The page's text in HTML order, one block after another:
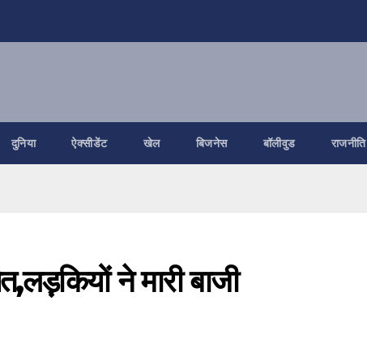
दुनिया ऐक्सीडेंट खेल बिजनेस बॉलीवुड राजनीति
ने मारी बाजी